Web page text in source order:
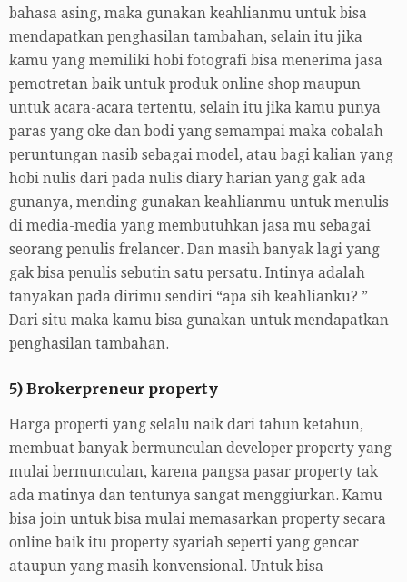
bahasa asing, maka gunakan keahlianmu untuk bisa
mendapatkan penghasilan tambahan, selain itu jika
kamu yang memiliki hobi fotografi bisa menerima jasa
pemotretan baik untuk produk online shop maupun
untuk acara-acara tertentu, selain itu jika kamu punya
paras yang oke dan bodi yang semampai maka cobalah
peruntungan nasib sebagai model, atau bagi kalian yang
hobi nulis dari pada nulis diary harian yang gak ada
gunanya, mending gunakan keahlianmu untuk menulis
di media-media yang membutuhkan jasa mu sebagai
seorang penulis frelancer. Dan masih banyak lagi yang
gak bisa penulis sebutin satu persatu. Intinya adalah
tanyakan pada dirimu sendiri “apa sih keahlianku? ”
Dari situ maka kamu bisa gunakan untuk mendapatkan
penghasilan tambahan.
5) Brokerpreneur property
Harga properti yang selalu naik dari tahun ketahun,
membuat banyak bermunculan developer property yang
mulai bermunculan, karena pangsa pasar property tak
ada matinya dan tentunya sangat menggiurkan. Kamu
bisa join untuk bisa mulai memasarkan property secara
online baik itu property syariah seperti yang gencar
ataupun yang masih konvensional. Untuk bisa